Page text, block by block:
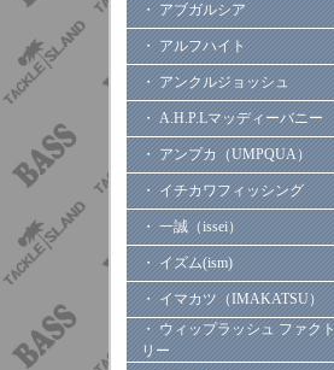
・ アブガルシア
・ アルフハイト
・ アンクルジョッシュ
・ A.H.P.Lマッディーバニー
・ アンプカ（UMPQUA）
・ イチカワフィッシング
・ 一誠（issei）
・ イズム(ism)
・ イマカツ（IMAKATSU）
・ ウィップラッシュ ファクト
リー